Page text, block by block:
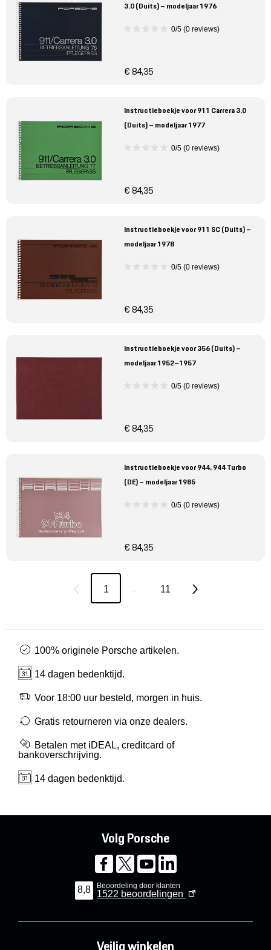
3.0 (Duits) – modeljaar 1976
0/5 (0 reviews)
€ 84,35
Instructieboekje voor 911 Carrera 3.0
(Duits) – modeljaar 1977
0/5 (0 reviews)
€ 84,35
Instructieboekje voor 911 SC (Duits) –
modeljaar 1978
0/5 (0 reviews)
€ 84,35
Instructieboekje voor 356 (Duits) –
modeljaar 1952–1957
0/5 (0 reviews)
€ 84,35
Instructieboekje voor 944, 944 Turbo
(DE) – modeljaar 1985
0/5 (0 reviews)
€ 84,35
1 … 11
100% originele Porsche artikelen.
14 dagen bedenktijd.
Voor 18:00 uur besteld, morgen in huis.
Gratis retourneren via onze dealers.
Betalen met iDEAL, creditcard of
bankoverschrijving.
14 dagen bedenktijd.
Volg Porsche
8,8 Beoordeling door klanten
1522 beoordelingen
Veilig winkelen